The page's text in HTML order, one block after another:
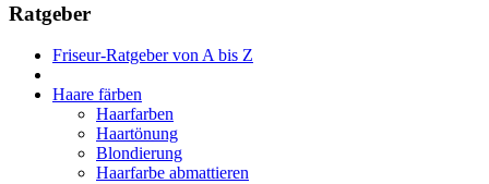
Ratgeber
Friseur-Ratgeber von A bis Z
Haare färben
Haarfarben
Haartönung
Blondierung
Haarfarbe abmattieren